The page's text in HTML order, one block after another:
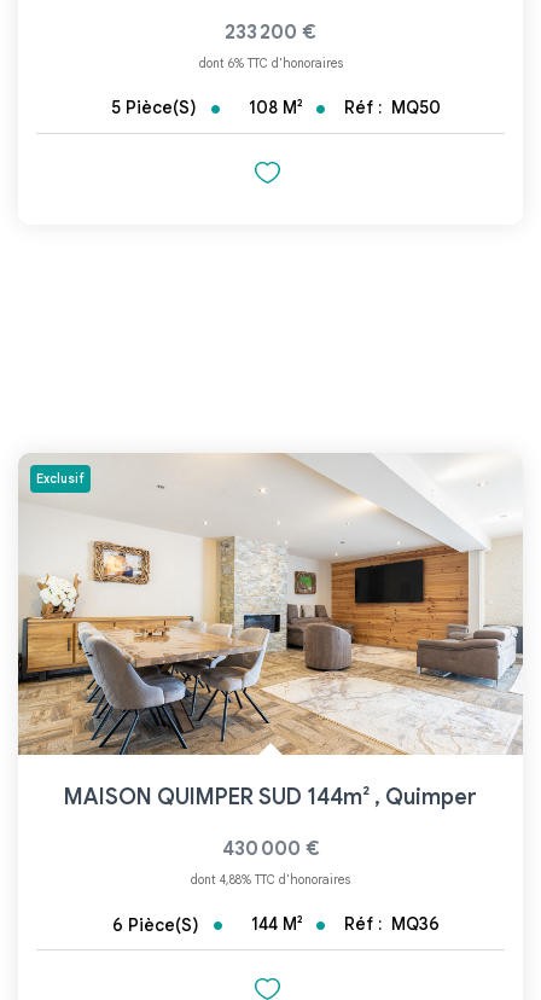
233 200 €
dont 6% TTC d'honoraires
5 Pièce(s) 108 M² Réf : MQ50
Exclusif
MAISON QUIMPER SUD 144m² , Quimper
430 000 €
dont 4,88% TTC d'honoraires
6 Pièce(s) 144 M² Réf : MQ36